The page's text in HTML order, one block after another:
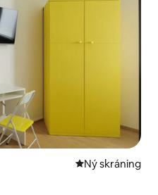
Ný gistiaðstaða
Ný skráning